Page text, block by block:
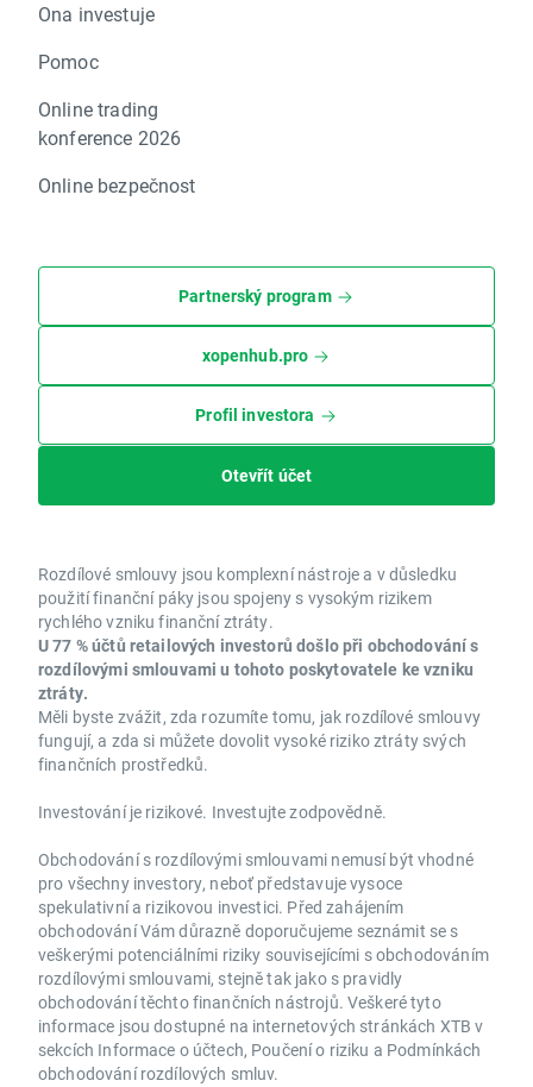
Ona investuje
Pomoc
Online trading
konference 2026
Online bezpečnost
Partnerský program
xopenhub.pro
Profil investora
Otevřít účet
Rozdílové smlouvy jsou komplexní nástroje a v důsledku
použití finanční páky jsou spojeny s vysokým rizikem
rychlého vzniku finanční ztráty.
U 77 % účtů retailových investorů došlo při obchodování s
rozdílovými smlouvami u tohoto poskytovatele ke vzniku
ztráty.
Měli byste zvážit, zda rozumíte tomu, jak rozdílové smlouvy
fungují, a zda si můžete dovolit vysoké riziko ztráty svých
finančních prostředků.
Investování je rizikové. Investujte zodpovědně.
Obchodování s rozdílovými smlouvami nemusí být vhodné
pro všechny investory, neboť představuje vysoce
spekulativní a rizikovou investici. Před zahájením
obchodování Vám důrazně doporučujeme seznámit se s
veškerými potenciálními riziky souvisejícími s obchodováním
rozdílovými smlouvami, stejně tak jako s pravidly
obchodování těchto finančních nástrojů. Veškeré tyto
informace jsou dostupné na internetových stránkách XTB v
sekcích Informace o účtech, Poučení o riziku a Podmínkách
obchodování rozdílových smluv.